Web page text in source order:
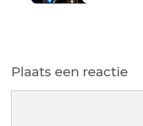
Plaats een reactie